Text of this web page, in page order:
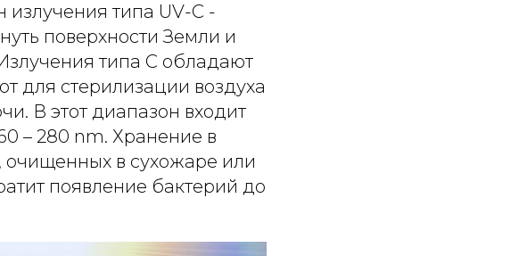
типа UV-С -
поверхности Земли и
типа С обладают
для стерилизации воздуха
В этот диапазон входит
– 280 nm. Хранение в
очищенных в сухожаре или
появление бактерий до